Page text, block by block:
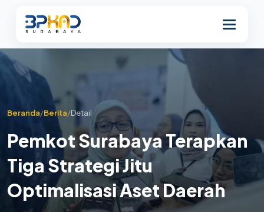
Beranda/Berita/Detail
Pemkot Surabaya Terapkan
Tiga Strategi Jitu
Optimalisasi Aset Daerah